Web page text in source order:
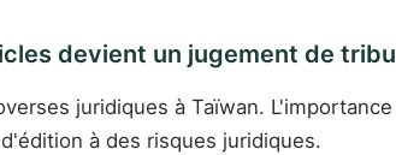
devient un jugement de
juridiques à Taïwan.
à des risques juridiques.